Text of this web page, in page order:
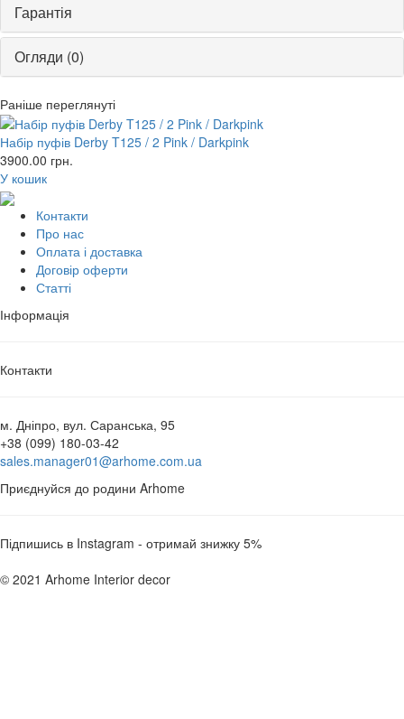
матеріалів забезпечує комфортний відпочинок. Пуф можна
використовувати в якості додаткового місця або як підставку
під ноги. Перевага Derby - компактні розміри. Це дозволяє
сміливо використовувати пуфи навіть в малогабаритних
журнальним або кавовим столиком в lounge-зоні.
Гарантія
Огляди (0)
Раніше переглянуті
Набір пуфів Derby T125 / 2 Pink / Darkpink
3900.00 грн.
У кошик
Контакти
Про нас
Оплата і доставка
Договір оферти
Статті
Інформація
Контакти
м. Дніпро, вул. Саранська, 95
+38 (099) 180-03-42
sales.manager01@arhome.com.ua
Приєднуйся до родини Arhome
Підпишись в Instagram - отримай знижку 5%
© 2021 Arhome Interior decor